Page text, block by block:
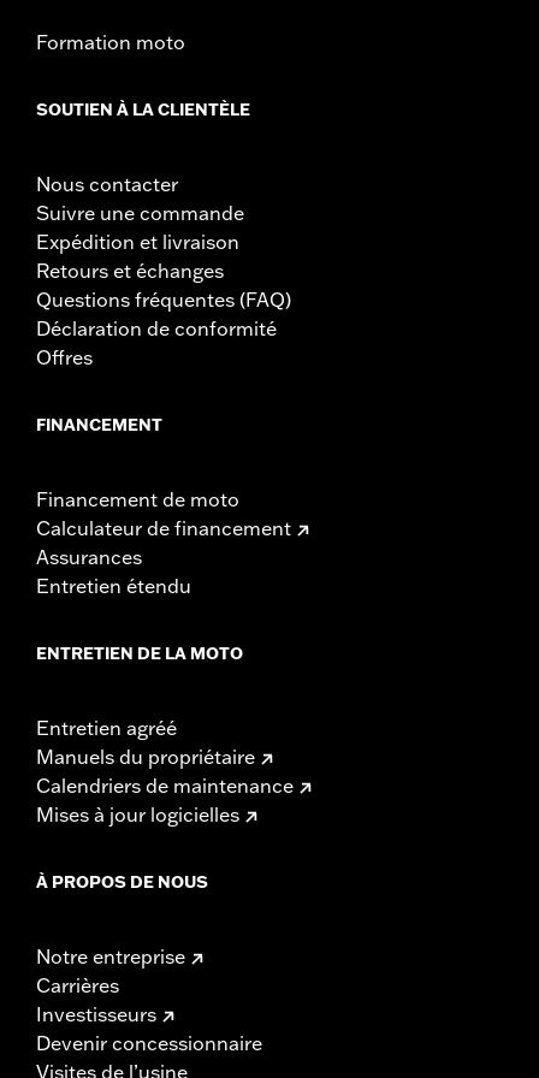
Formation moto
SOUTIEN À LA CLIENTÈLE
Nous contacter
Suivre une commande
Expédition et livraison
Retours et échanges
Questions fréquentes (FAQ)
Déclaration de conformité
Offres
FINANCEMENT
Financement de moto
Calculateur de financement
Assurances
Entretien étendu
ENTRETIEN DE LA MOTO
Entretien agréé
Manuels du propriétaire
Calendriers de maintenance
Mises à jour logicielles
À PROPOS DE NOUS
Notre entreprise
Carrières
Investisseurs
Devenir concessionnaire
Visites de l’usine